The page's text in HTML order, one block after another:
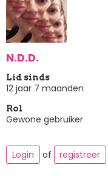
N.D.D.
Lid sinds
12 jaar 7 maanden
Rol
Gewone gebruiker
Login of registreer